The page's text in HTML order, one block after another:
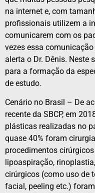
na internet e, com
profissionais utilizem a
comunicarem com os
vezes essa
alerta o Dr. Dênis. Neste
para a formação da
de estudo.
Cenário no Brasil – De
recente da SBCP, em
plásticas realizadas no
quase 40% foram
procedimentos
lipoaspiração,
cirúrgicos (como uso de
facial, peeling etc.)